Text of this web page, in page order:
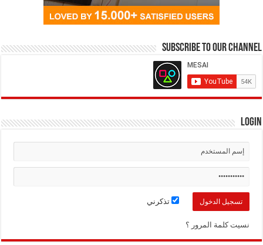
Subscribe to our Channel
Login
تذكرني
نسيت كلمة المرور ؟